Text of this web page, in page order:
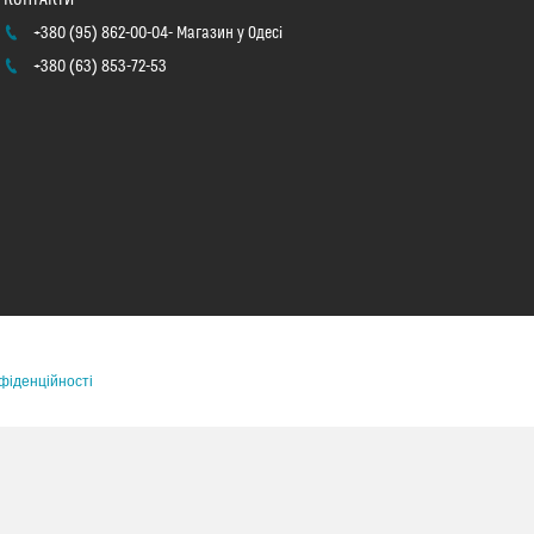
+380 (95) 862-00-04 Магазин у Одесі
+380 (63) 853-72-53